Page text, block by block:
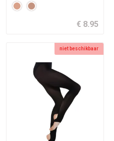
€ 8.95
niet beschikbaar